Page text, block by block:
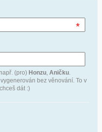
*
(pro) Honzu, Aničku.
bez věnování. To v
dát :)